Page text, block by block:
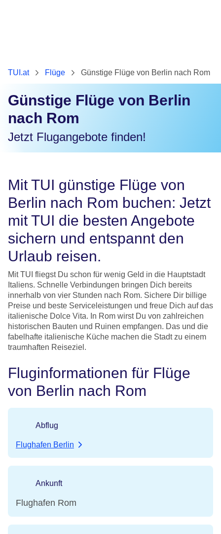
TUI.at Flüge Günstige Flüge von Berlin nach Rom
Günstige Flüge von Berlin
nach Rom
Jetzt Flugangebote finden!
Mit TUI günstige Flüge von
Berlin nach Rom buchen: Jetzt
mit TUI die besten Angebote
sichern und entspannt den
Urlaub reisen.
Mit TUI fliegst Du schon für wenig Geld in die Hauptstadt
Italiens. Schnelle Verbindungen bringen Dich bereits
innerhalb von vier Stunden nach Rom. Sichere Dir billige
Preise und beste Serviceleistungen und freue Dich auf das
italienische Dolce Vita. In Rom wirst Du von zahlreichen
historischen Bauten und Ruinen empfangen. Das und die
fabelhafte italienische Küche machen die Stadt zu einem
traumhaften Reiseziel.
Fluginformationen für Flüge
von Berlin nach Rom
Abflug
Flughafen Berlin
Ankunft
Flughafen Rom